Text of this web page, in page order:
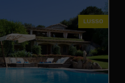
LUSSO